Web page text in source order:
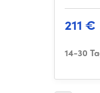
211 €
14-30